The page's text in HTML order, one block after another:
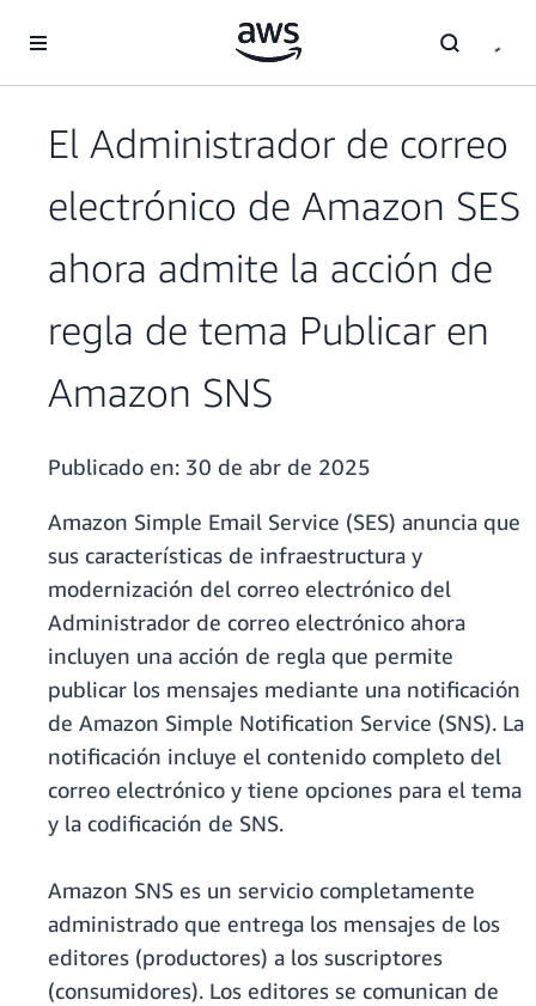
El Administrador de correo
electrónico de Amazon SES
ahora admite la acción de
regla de tema Publicar en
Amazon SNS
Publicado en: 30 de abr de 2025
Amazon Simple Email Service (SES) anuncia que
sus características de infraestructura y
modernización del correo electrónico del
Administrador de correo electrónico ahora
incluyen una acción de regla que permite
publicar los mensajes mediante una notificación
de Amazon Simple Notification Service (SNS). La
notificación incluye el contenido completo del
correo electrónico y tiene opciones para el tema
y la codificación de SNS.
Amazon SNS es un servicio completamente
administrado que entrega los mensajes de los
editores (productores) a los suscriptores
(consumidores). Los editores se comunican de